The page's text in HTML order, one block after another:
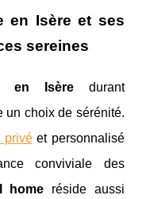
en Isère et ses
sereines
en Isèredurant
un choix de sérénité.
privéet personnalisé
conviviale des
home réside aussi